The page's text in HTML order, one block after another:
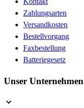
Zahlungsarten
Versandkosten
Bestellvorgang
Faxbestellung
Batteriegesetz
Unser Unternehmen